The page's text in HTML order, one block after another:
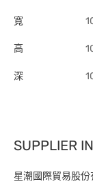
寬
高
深
SUPPLIER
星潮國際貿易股份